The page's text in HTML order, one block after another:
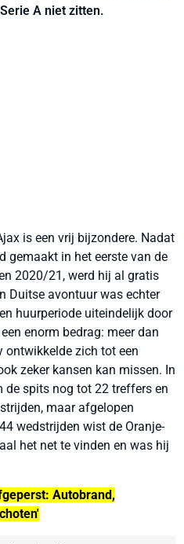
A niet zitten.
is een vrij bijzondere. Nadat
gemaakt in het eerste van de
2020/21, werd hij al gratis
Duitse avontuur was echter
huurperiode uiteindelijk door
enorm bedrag: meer dan
ontwikkelde zich tot een
zeker kansen kan missen. In
de spits nog tot 22 treffers en
maar afgelopen
wedstrijden wist de Oranje-
het net te vinden en was hij
Autobrand,